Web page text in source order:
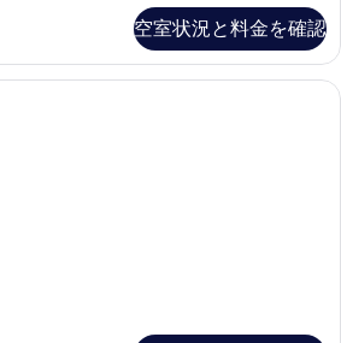
空室状況と料金を確認
羽毛の掛け布団、デスク、遮光カー